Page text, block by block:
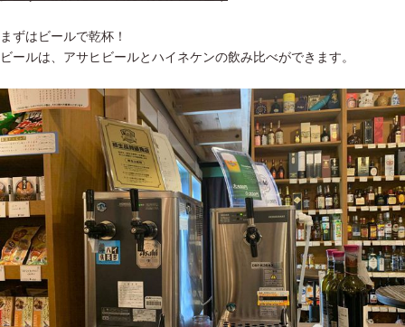
まずはビールで乾杯！
ビールは、アサヒビールとハイネケンの飲み比べができます。